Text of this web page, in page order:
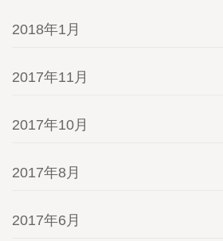
2018年1月
2017年11月
2017年10月
2017年8月
2017年6月